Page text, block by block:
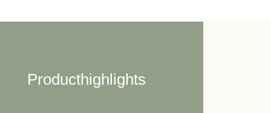
Producthighlights